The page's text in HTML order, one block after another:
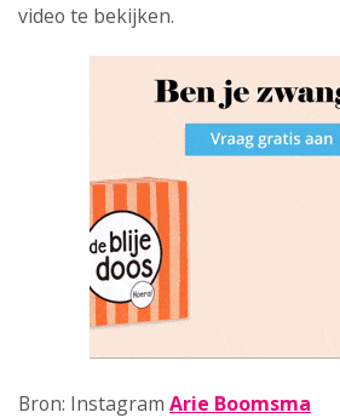
video te bekijken.
Bron: Instagram Arie Boomsma